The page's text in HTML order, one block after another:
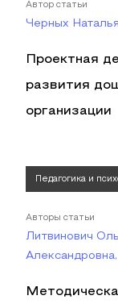
Автор статьи
Черных
Проектная
развития
организации
Педагогика и
Авторы статьи
Литвинович